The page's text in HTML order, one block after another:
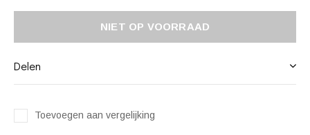
NIET OP VOORRAAD
Delen
Toevoegen aan vergelijking